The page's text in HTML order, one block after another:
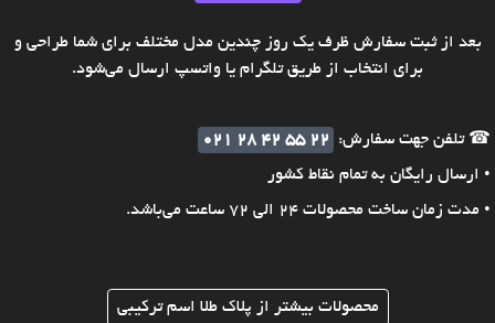
بعد از ثبت سفارش ظرف یک روز چندین مدل مختلف برای شما طراحی و
برای انتخاب از طریق تلگرام یا واتسپ ارسال می‌شود.
☎ تلفن جهت سفارش:
021 28 42 55 22
• ارسال رایگان به تمام نقاط کشور
• مدت زمان ساخت محصولات 24 الی 72 ساعت می‌باشد.
محصولات بیشتر از پلاک طلا اسم ترکیبی